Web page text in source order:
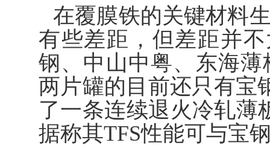
在覆膜铁的关键材料
有些差距，但差距并
钢、中山中粤、东海
两片罐的目前还只有宝
了一条连续退火冷轧薄
据称其TFS性能可与宝